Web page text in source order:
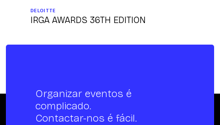
DELOITTE
IRGA AWARDS 36TH EDITION
Organizar eventos é
complicado.
Contactar-nos é fácil.